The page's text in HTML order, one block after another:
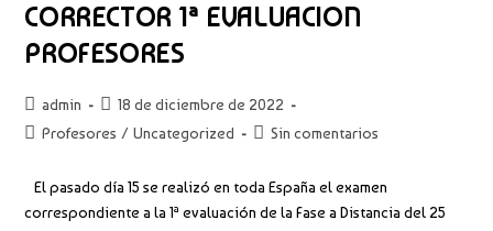
CORRECTOR 1ª EVALUACION
PROFESORES
Autor
de
admin
Publicación
18 de diciembre de 2022
Categoría
la
entrada:
Profesores / Uncategorized
Comentarios
la
entrada:
Sin comentarios
El pasado día 15 se realizó en toda España el examen
correspondiente a la 1ª evaluación de la Fase a Distancia del 25